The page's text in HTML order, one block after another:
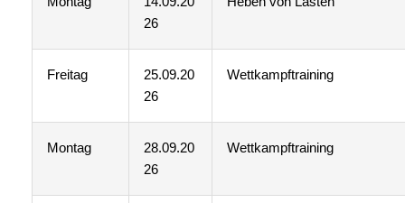
26
Freitag
25.09.20
26
Wettkampftraining
Montag
28.09.20
26
Wettkampftraining